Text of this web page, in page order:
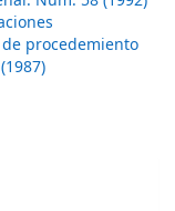
procedemiento